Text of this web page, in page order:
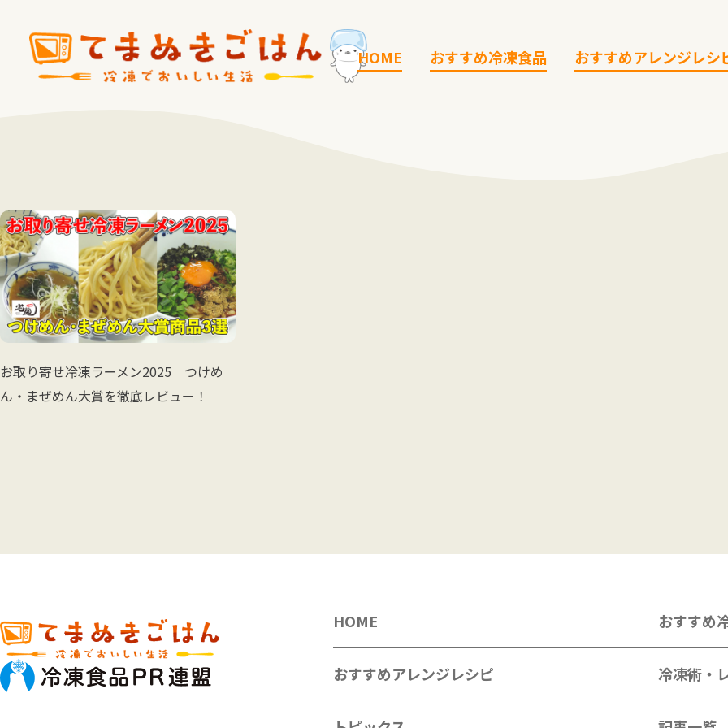
HOME おすすめ冷凍食品 おすすめアレンジレシ
お取り寄せ冷凍ラーメン2025 つけめ
ん・まぜめん大賞を徹底レビュー！
HOME おすすめ
おすすめアレンジレシピ 冷凍術・